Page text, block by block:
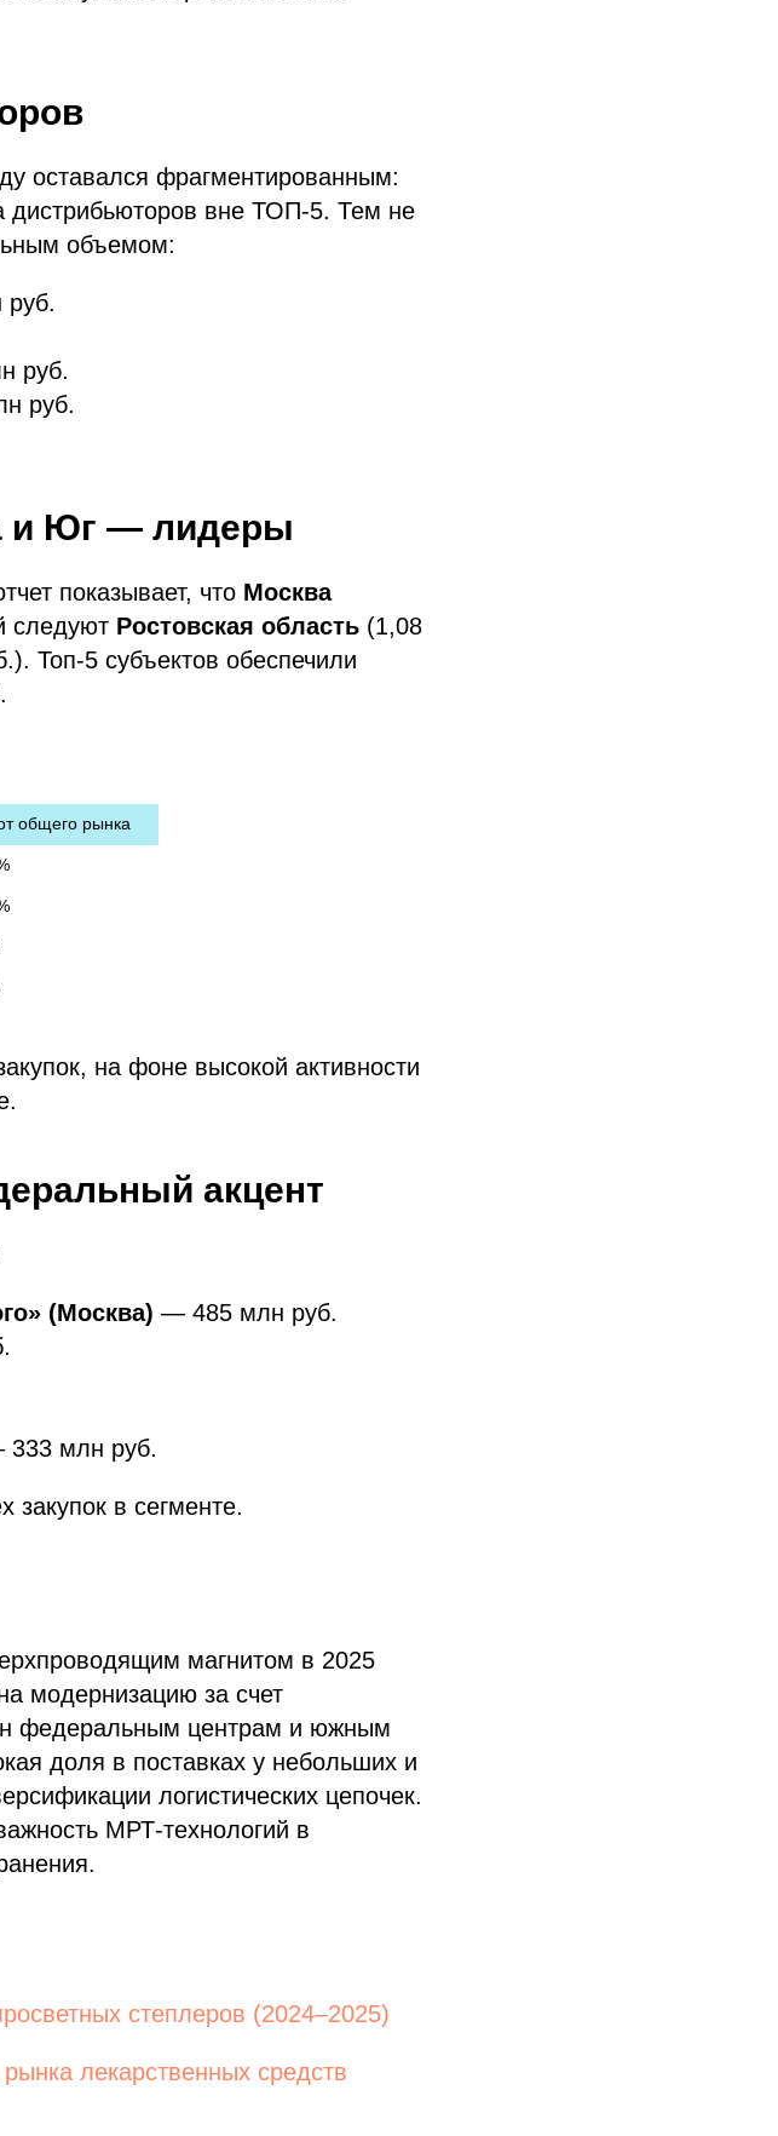
оставался фрагментированным:
дистрибьюторов вне ТОП-5. Тем не
объемом:
руб.
руб.
и Юг — лидеры
показывает, что Москва
следуют Ростовская область (1,08
Топ-5 субъектов обеспечили
общего рынка
на фоне высокой активности
акцент
(Москва) — 485 млн руб.
млн руб.
закупок в сегменте.
магнитом в 2025
модернизацию за счет
федеральным центрам и южным
доля в поставках у небольших и
логистических цепочек.
МРТ-технологий в
степлеров (2024–2025)
лекарственных средств